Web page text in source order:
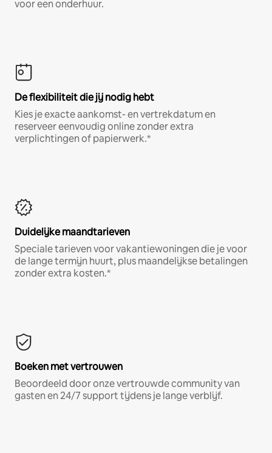
voor een onderhuur.
De flexibiliteit die jij nodig hebt
Kies je exacte aankomst- en vertrekdatum en
reserveer eenvoudig online zonder extra
verplichtingen of papierwerk.*
Duidelijke maandtarieven
Speciale tarieven voor vakantiewoningen die je voor
de lange termijn huurt, plus maandelijkse betalingen
zonder extra kosten.*
Boeken met vertrouwen
Beoordeeld door onze vertrouwde community van
gasten en 24/7 support tijdens je lange verblijf.